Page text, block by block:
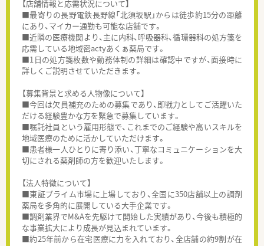
【店舗情報と応需状況について】
■最寄りの長野電鉄長野線「北須坂駅」からは徒歩約15分の距離
にあり、マイカー通勤も可能な店舗です。
■近隣の医療機関より、主に内科、呼吸器科、循環器科の処方箋を
応需している地域密actyあくぁ薬局です。
■1日の処方箋枚数や勤務体制の詳細は確認中ですが、面接時に
詳しくご説明させていただきます。
【募集背景と求める人物像について】
■今回は欠員補充のための募集であり、即戦力としてご活躍いた
だける経験豊かな方を緊急で募集しています。
■嘱託社員という雇用形態で、これまでのご経験や高いスキルを
地域医療のために活かしていただけます。
■患者様一人ひとりに寄り添い、丁寧なコミュニケーションを大
切にされる薬剤師の方を歓迎いたします。
【法人特徴について】
■東証プライム市場に上場しており、全国に350店舗以上の調剤
薬局を多角的に展開している大手企業です。
■調剤業界でM&Aを先駆けて開始した実績があり、今後も積極的
な事業拡大により成長が見込まれています。
■約25年前から在宅医療に力を入れており、全店舗の約9割が在